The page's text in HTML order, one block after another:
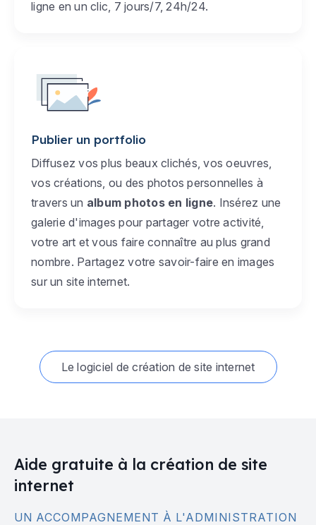
ligne en un clic, 7 jours/7, 24h/24.
Publier un portfolio
Diffusez vos plus beaux clichés, vos oeuvres,
vos créations, ou des photos personnelles à
travers un album photos en ligne. Insérez une
galerie d'images pour partager votre activité,
votre art et vous faire connaître au plus grand
nombre. Partagez votre savoir-faire en images
sur un site internet.
Le logiciel de création de site internet
Aide gratuite à la création de site
internet
UN ACCOMPAGNEMENT À L'ADMINISTRATION